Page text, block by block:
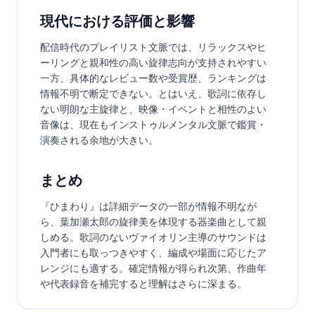
現代における評価と影響
配信時代のプレイリスト文脈では、リラックスやヒ
ーリングと親和性の高い旋律志向が支持されやすい
一方、具体的なレビュー数や受賞歴、ランキングは
情報不明で断定できない。とはいえ、歌詞に依存し
ない明朗な主旋律と、映像・イベントと相性のよい
音像は、現在もインストゥルメンタル文脈で鑑賞・
演奏される余地が大きい。
まとめ
『ひまわり』は詳細データの一部が情報不明なが
ら、葉加瀬太郎の旋律美を体現する器楽曲として親
しめる。歌詞のないヴァイオリン主導のサウンドは
入門者にも取っつきやすく、編成や場面に応じたア
レンジにも適する。確定情報が得られ次第、作曲年
や代表録音を補完すると理解はさらに深まる。